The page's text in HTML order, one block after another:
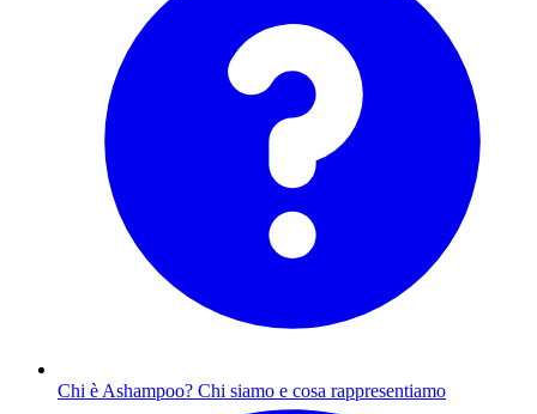
Chi è Ashampoo? Chi siamo e cosa rappresentiamo